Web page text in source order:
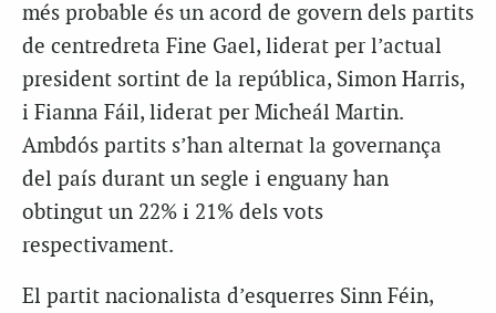
més probable és un acord de govern dels partits
de centredreta Fine Gael, liderat per l’actual
president sortint de la república, Simon Harris,
i Fianna Fáil, liderat per Micheál Martin.
Ambdós partits s’han alternat la governança
del país durant un segle i enguany han
obtingut un 22% i 21% dels vots
respectivament.
El partit nacionalista d’esquerres Sinn Féin,